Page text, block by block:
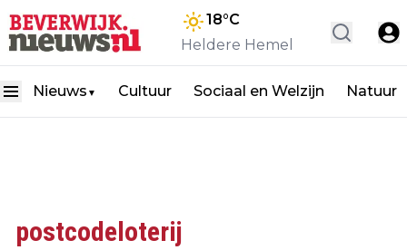
18°C
Heldere Hemel
Nieuws ▼ Cultuur Sociaal en Welzijn Natuur
postcodeloterij